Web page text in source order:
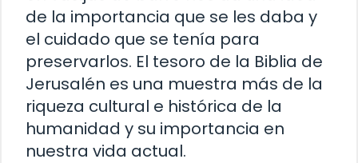
de la importancia que se les daba y
el cuidado que se tenía para
preservarlos. El tesoro de la Biblia de
Jerusalén es una muestra más de la
riqueza cultural e histórica de la
humanidad y su importancia en
nuestra vida actual.